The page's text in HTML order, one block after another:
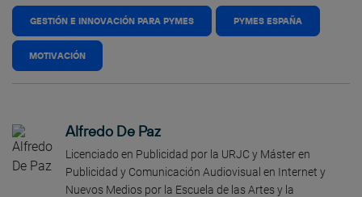
GESTIÓN E INNOVACIÓN PARA PYMES PYMES ESPAÑA
MOTIVACIÓN
Alfredo De Paz
Licenciado en Publicidad por la URJC y Máster en
Publicidad y Comunicación Audiovisual en Internet y
Nuevos Medios por la Escuela de las Artes y la